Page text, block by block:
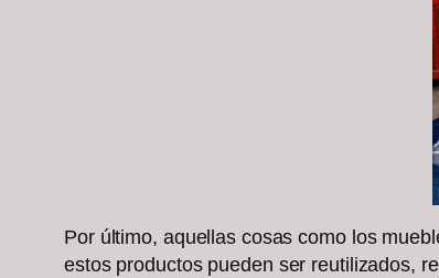
Por último, aquellas cosas como los
estos productos pueden ser reutilizados,